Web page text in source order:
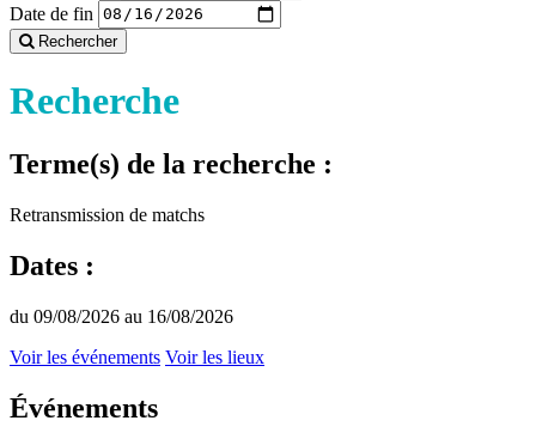
Date de fin
Rechercher
Recherche
Terme(s) de la recherche :
Retransmission de matchs
Dates :
du 09/08/2026 au 16/08/2026
Voir les événements Voir les lieux
Événements